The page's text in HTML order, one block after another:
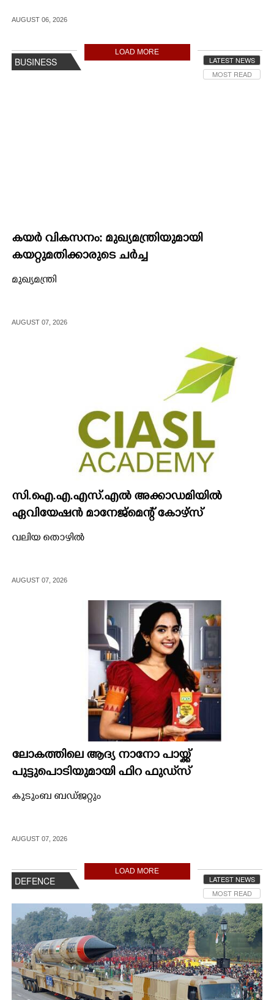
AUGUST 06, 2026
LOAD MORE
BUSINESS
LATEST NEWS
MOST READ
കയർ വികസനം: മുഖ്യമന്ത്രിയുമായി
കയറ്റുമതിക്കാരുടെ ചർച്ച
മുഖ്യമന്ത്രി
AUGUST 07, 2026
സി.ഐ.എ.എസ്.എൽ അക്കാഡമിയിൽ
ഏവിയേഷൻ മാനേജ്മെന്റ് കോഴ്സ്
വലിയ തൊഴിൽ
AUGUST 07, 2026
ലോകത്തിലെ ആദ്യ നാനോ പായ്ക്ക്
പുട്ടുപൊടിയുമായി ഫിറ ഫുഡ്‌സ്
കുടുംബ ബഡ്ജറ്റും
AUGUST 07, 2026
LOAD MORE
DEFENCE
LATEST NEWS
MOST READ